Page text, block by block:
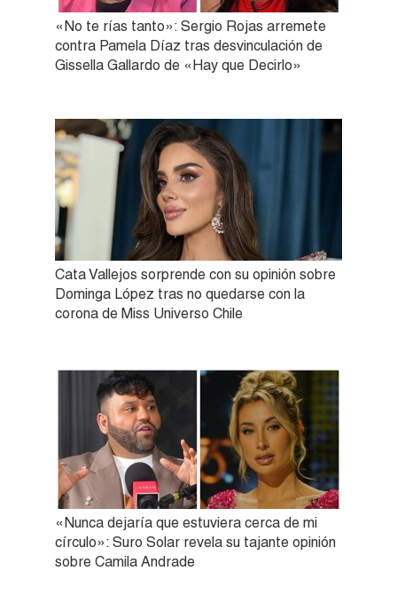
«No te rías tanto»: Sergio Rojas arremete
contra Pamela Díaz tras desvinculación de
Gissella Gallardo de «Hay que Decirlo»
Cata Vallejos sorprende con su opinión sobre
Dominga López tras no quedarse con la
corona de Miss Universo Chile
«Nunca dejaría que estuviera cerca de mi
círculo»: Suro Solar revela su tajante opinión
sobre Camila Andrade